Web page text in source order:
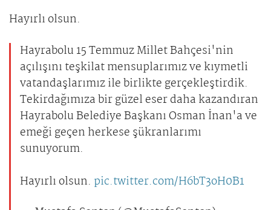
Hayırlı olsun.
Hayrabolu 15 Temmuz Millet Bahçesi'nin
açılışını teşkilat mensuplarımız ve kıymetli
vatandaşlarımız ile birlikte gerçekleştirdik.
Tekirdağımıza bir güzel eser daha kazandıran
Hayrabolu Belediye Başkanı Osman İnan'a ve
emeği geçen herkese şükranlarımı
sunuyorum.
Hayırlı olsun. pic.twitter.com/H6bT3oH0B1